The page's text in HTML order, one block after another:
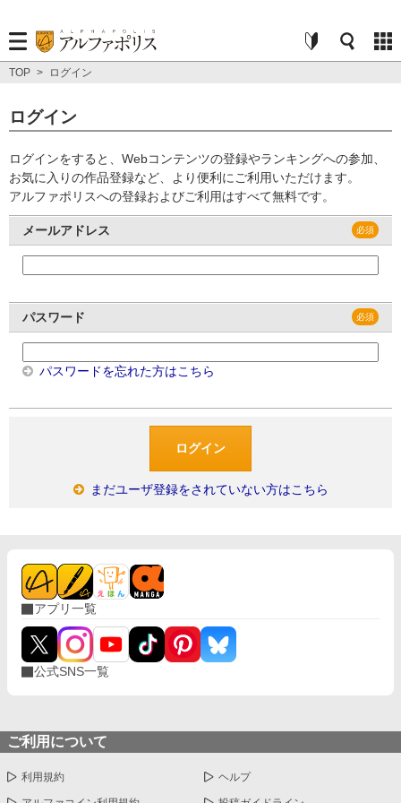
TOP > ログイン
ログイン
ログインをすると、Webコンテンツの登録やランキングへの参加、
お気に入りの作品登録など、より便利にご利用いただけます。
アルファポリスへの登録およびご利用はすべて無料です。
メールアドレス
パスワード
パスワードを忘れた方はこちら
まだユーザ登録をされていない方はこちら
アプリ一覧
公式SNS一覧
ご利用について
利用規約 ヘルプ